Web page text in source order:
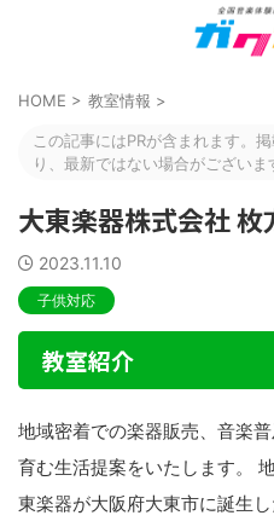
HOME > 教室情報 >
この記事にはPRが含まれます。
り、最新ではない場合がございま
大東楽器株式会社 枚
2023.11.10
子供対応
教室紹介
地域密着での楽器販売、音楽
育む生活提案をいたします。
東楽器が大阪府大東市に誕生